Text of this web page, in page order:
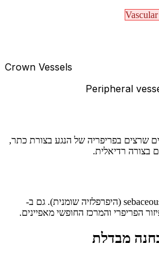
Crown Vessels
Peripheral
שרצים בפריפריה של הנגע בצורת כתר,
בצורה רדיאלית.
ממצא אופייני ל-sebaceous hyperplasia (היפרפלזיה שומנית). גם ב-
מבדלת